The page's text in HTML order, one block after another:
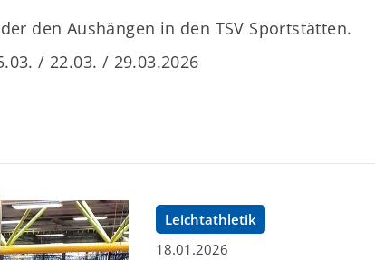
den Aushängen in den TSV Sportstätten.
/ 22.03. / 29.03.2026
Leichtathletik
18.01.2026